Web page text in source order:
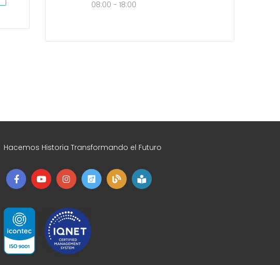
08:00 - 18:00
Hacemos Historia Transformando el Futuro